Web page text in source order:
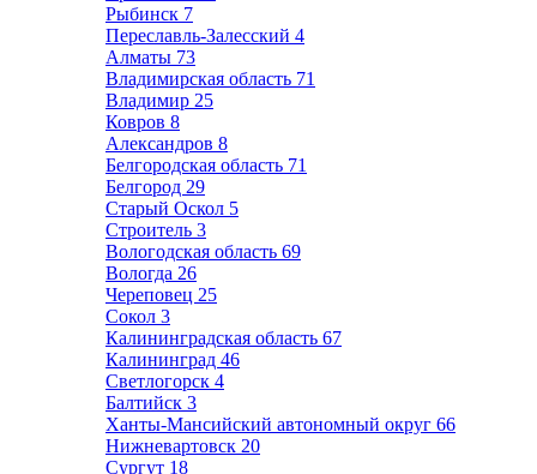
Рыбинск 7
Переславль-Залесский 4
Алматы 73
Владимирская область 71
Владимир 25
Ковров 8
Александров 8
Белгородская область 71
Белгород 29
Старый Оскол 5
Строитель 3
Вологодская область 69
Вологда 26
Череповец 25
Сокол 3
Калининградская область 67
Калининград 46
Светлогорск 4
Балтийск 3
Ханты-Мансийский автономный округ 66
Нижневартовск 20
Сургут 18